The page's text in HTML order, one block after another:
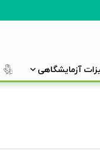
آزمایشگاهی